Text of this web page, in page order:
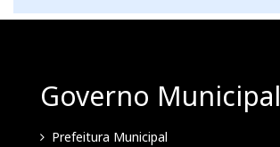
Governo Municipal
Prefeitura Municipal